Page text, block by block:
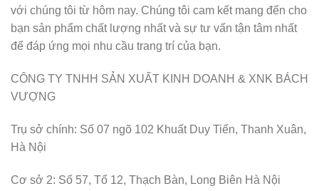
với chúng tôi từ hôm nay. Chúng tôi cam kết mang đến cho
bạn sản phẩm chất lượng nhất và sự tư vấn tận tâm nhất
để đáp ứng mọi nhu cầu trang trí của bạn.
CÔNG TY TNHH SẢN XUẤT KINH DOANH & XNK BÁCH
VƯỢNG
Trụ sở chính: Số 07 ngõ 102 Khuất Duy Tiến, Thanh Xuân,
Hà Nội
Cơ sở 2: Số 57, Tổ 12, Thạch Bàn, Long Biên Hà Nội